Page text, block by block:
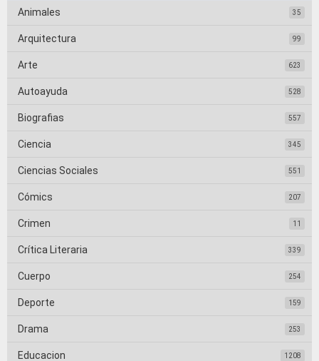
Animales 35
Arquitectura 99
Arte 623
Autoayuda 528
Biografias 557
Ciencia 345
Ciencias Sociales 551
Cómics 207
Crimen 11
Crítica Literaria 339
Cuerpo 254
Deporte 159
Drama 253
Educacion 1208